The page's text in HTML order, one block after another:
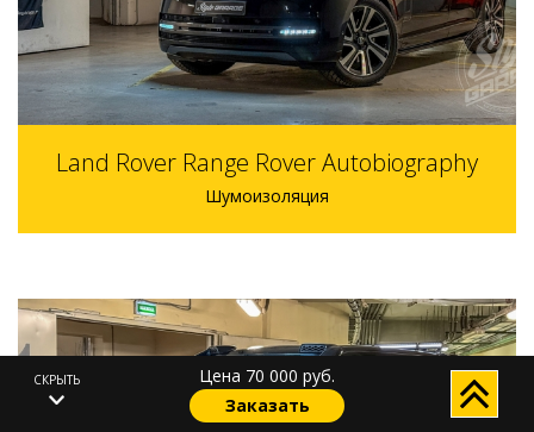
Land Rover Range Rover Autobiography
Шумоизоляция
СКРЫТЬ
Цена 70 000 руб.
Заказать